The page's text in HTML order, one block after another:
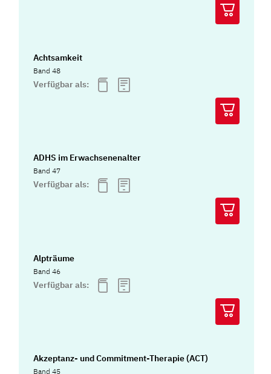
Achtsamkeit
Band 48
Verfügbar als:
ADHS im Erwachsenenalter
Band 47
Verfügbar als:
Alpträume
Band 46
Verfügbar als:
Akzeptanz- und Commitment-Therapie (ACT)
Band 45